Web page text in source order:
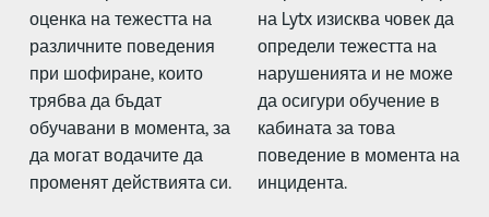
оценка на тежестта на
различните поведения
при шофиране, които
трябва да бъдат
обучавани в момента, за
да могат водачите да
променят действията си.
на Lytx изисква човек да
определи тежестта на
нарушенията и не може
да осигури обучение в
кабината за това
поведение в момента на
инцидента.